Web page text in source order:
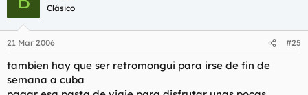
Clásico
21 Mar 2006 #25
tambien hay que ser retromongui para irse de fin de
semana a cuba